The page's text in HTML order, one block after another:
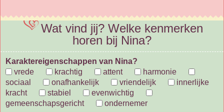
Wat vind jij? Welke kenmerken
horen bij Nina?
Karaktereigenschappen van Nina?
vrede
krachtig attent
harmonie
sociaal
onafhankelijk vriendelijk
innerlijke
kracht
stabiel
evenwichtig
gemeenschapsgericht
ondernemer